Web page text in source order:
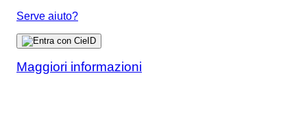
Serve aiuto?
Maggiori informazioni